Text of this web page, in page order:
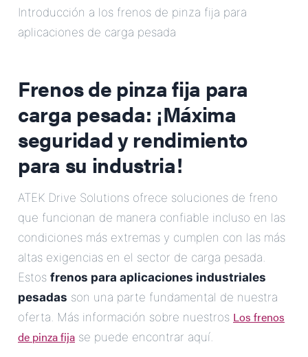
Introducción a los frenos de pinza fija para
aplicaciones de carga pesada
Frenos de pinza fija para
carga pesada: ¡Máxima
seguridad y rendimiento
para su industria!
ATEK Drive Solutions ofrece soluciones de freno
que funcionan de manera confiable incluso en las
condiciones más extremas y cumplen con las más
altas exigencias en el sector de carga pesada.
Estos frenos para aplicaciones industriales
pesadas son una parte fundamental de nuestra
oferta. Más información sobre nuestros Los frenos
de pinza fija se puede encontrar aquí.